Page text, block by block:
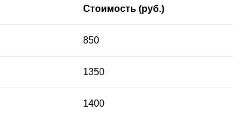
Стоимость (руб.)
850
1350
1400